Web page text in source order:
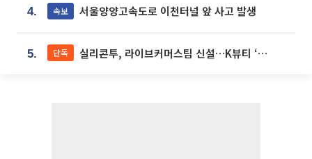
4. 속보 서울양양고속도로 이천터널 앞 사고 발생
5. 단독 실리콘투, 라이브커머스팀 신설…K뷰티 ‘글로벌 판매망’ 확대[K뷰티 라방戰]